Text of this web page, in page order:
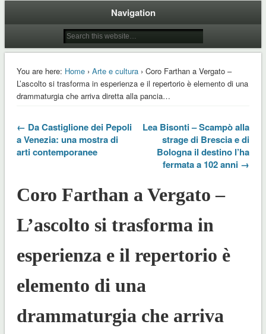
Navigation
You are here: Home› Arte e cultura› Coro Farthan a Vergato –
L’ascolto si trasforma in esperienza e il repertorio è elemento di una
drammaturgia che arriva diretta alla pancia…
← Da Castiglione dei Pepoli
a Venezia: una mostra di
arti contemporanee
Lea Bisonti – Scampò alla
strage di Brescia e di
Bologna il destino l’ha
fermata a 102 anni →
Coro Farthan a Vergato –
L’ascolto si trasforma in
esperienza e il repertorio è
elemento di una
drammaturgia che arriva